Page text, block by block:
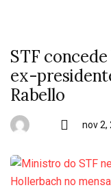
STF
ex-
Rabello
nov 2,